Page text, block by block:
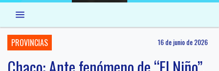
PROVINCIAS 16 de junio de 2026